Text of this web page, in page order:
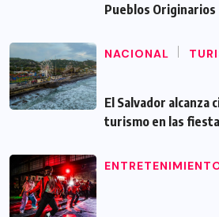
Pueblos Originarios
NACIONAL
El Salvador alcanza
turismo en las